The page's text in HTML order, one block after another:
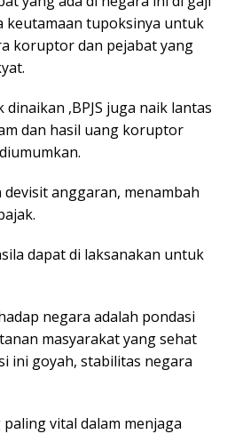
keutamaan tupoksinya untuk
koruptor dan pejabat yang
,BPJS juga naik lantas
dan hasil uang koruptor
anggaran, menambah
dapat di laksanakan untuk
negara adalah pondasi
masyarakat yang sehat
ini goyah, stabilitas negara
vital dalam menjaga